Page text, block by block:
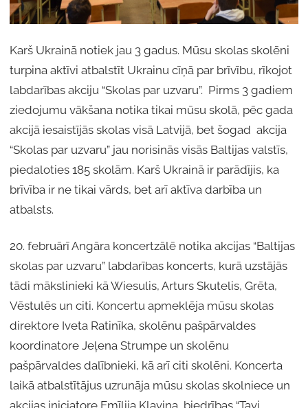
Karš Ukrainā notiek jau 3 gadus. Mūsu skolas skolēni
turpina aktīvi atbalstīt Ukrainu cīņā par brīvību, rīkojot
labdarības akciju “Skolas par uzvaru”. Pirms 3 gadiem
ziedojumu vākšana notika tikai mūsu skolā, pēc gada
akcijā iesaistījās skolas visā Latvijā, bet šogad akcija
“Skolas par uzvaru” jau norisinās visās Baltijas valstīs,
piedaloties 185 skolām. Karš Ukrainā ir parādījis, ka
brīvība ir ne tikai vārds, bet arī aktīva darbība un
atbalsts.
20. februārī Angāra koncertzālē notika akcijas “Baltijas
skolas par uzvaru” labdarības koncerts, kurā uzstājās
tādi mākslinieki kā Wiesulis, Arturs Skutelis, Grēta,
Vēstulēs un citi. Koncertu apmeklēja mūsu skolas
direktore Iveta Ratinīka, skolēnu pašpārvaldes
koordinatore Jeļena Strumpe un skolēnu
pašpārvaldes dalībnieki, kā arī citi skolēni. Koncerta
laikā atbalstītājus uzrunāja mūsu skolas skolniece un